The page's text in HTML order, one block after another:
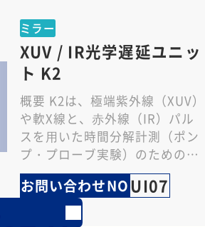
ミラー
XUV / IR光学遅延ユニッ
ト K2
概要 K2は、極端紫外線（XUV）
や軟X線と、⾚外線（IR）パル
スを⽤いた時間分解計測（ポン
プ・プローブ実験）のための⾼
精度パルス遅延ユニットです。
UFI社が誇…
お問い合わせNOUI07